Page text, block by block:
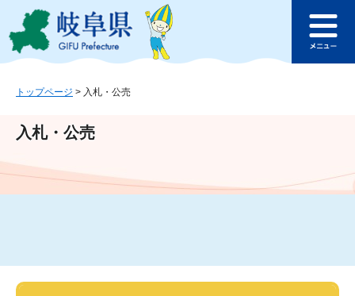
ジ
ュ
文
このページの本文へ
ュ
トップページ > 入札・公売
入札・公売